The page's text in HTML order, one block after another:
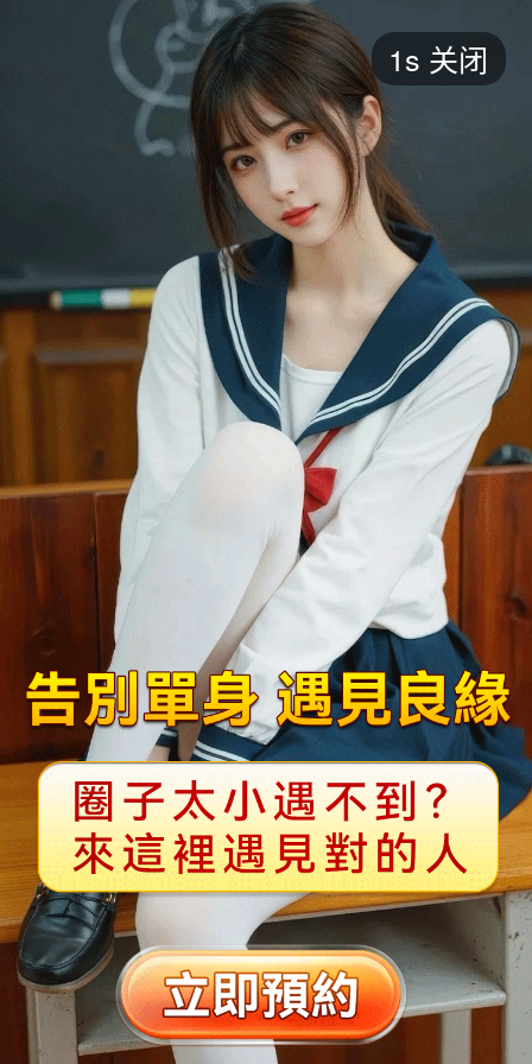
短剧
最热 添加 评分
都市 甜宠 逆袭 玄幻
2025 2024 2023 2022
全部 大陆 香港 台湾 美国 韩国 日本
1s 关闭